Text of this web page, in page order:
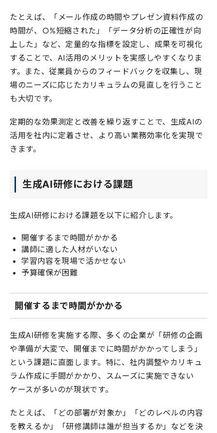
たとえば、「メール作成の時間やプレゼン資料作成の
時間が、○%短縮された」「データ分析の正確性が向
上した」など、定量的な指標を設定し、成果を可視化
することで、AI活用のメリットを実感しやすくなりま
す。また、従業員からのフィードバックを収集し、現
場のニーズに応じたカリキュラムの見直しを行うこと
も大切です。
定期的な効果測定と改善を繰り返すことで、生成AIの
活用を社内に定着させ、より高い業務効率化を実現で
きます。
生成AI研修における課題
生成AI研修における課題を以下に紹介します。
開催するまで時間がかかる
講師に適した人材がいない
学習内容を現場で活かせない
予算確保が困難
開催するまで時間がかかる
生成AI研修を実施する際、多くの企業が「研修の企画
や準備が大変で、開催までに時間がかかってしまう」
という課題に直面します。特に、社内調整やカリキュ
ラム作成に手間がかかり、スムーズに実施できない
ケースが多いのが現状です。
たとえば、「どの部署が対象か」「どのレベルの内容
を教えるか」「研修講師は誰が担当するか」などを決